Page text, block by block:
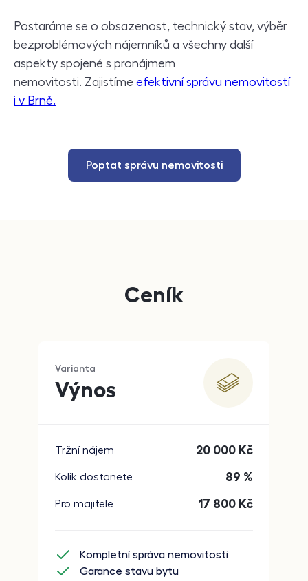
Postaráme se o obsazenost, technický stav, výběr
bezproblémových nájemníků a všechny další
aspekty spojené s pronájmem
nemovitosti. Zajistíme efektivní správu nemovitostí
i v Brně.
Poptat správu nemovitosti
Ceník
Varianta
Výnos
Tržní nájem 20 000 Kč
Kolik dostanete 89 %
Pro majitele 17 800 Kč
Kompletní správa nemovitosti
Garance stavu bytu